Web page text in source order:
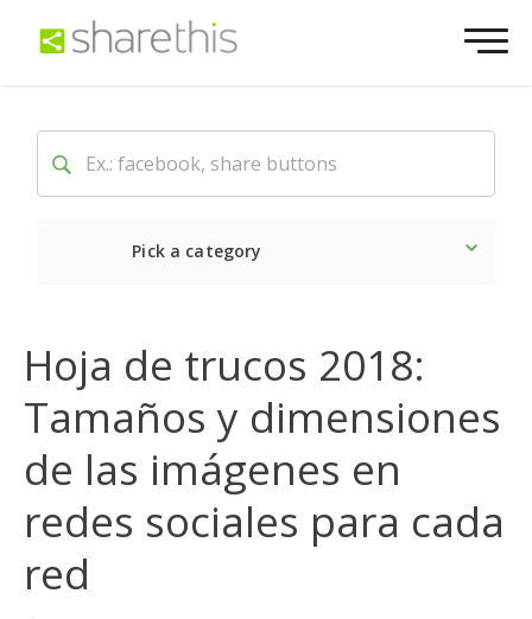
Pick a category
Hoja de trucos 2018:
Tamaños y dimensiones
de las imágenes en
redes sociales para cada
red